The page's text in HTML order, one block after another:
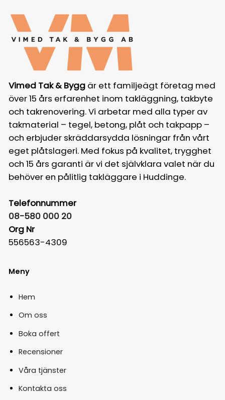
Vimed Tak & Byggär ett familjeägt företag med
över 15 års erfarenhet inom takläggning, takbyte
och takrenovering. Vi arbetar med alla typer av
takmaterial – tegel, betong, plåt och takpapp –
och erbjuder skräddarsydda lösningar från vårt
eget plåtslageri. Med fokus på kvalitet, trygghet
och 15 års garanti är vi det självklara valet när du
behöver en pålitlig takläggare i Huddinge.
Telefonnummer
08-580 000 20
Org Nr
556563-4309
Meny
Hem
Om oss
Boka offert
Recensioner
Våra tjänster
Kontakta oss